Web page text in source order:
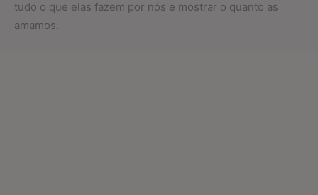
tudo o que elas fazem por nós e mostrar o quanto as
amamos.